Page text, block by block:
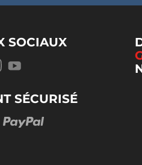
SOCIAUX
SÉCURISÉ